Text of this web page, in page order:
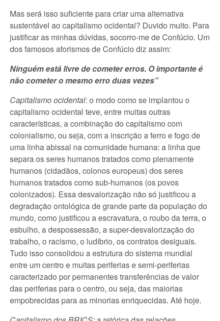
Mas será isso suficiente para criar uma alternativa
sustentável ao capitalismo ocidental? Duvido muito. Para
justificar as minhas dúvidas, socorro-me de Confúcio. Um
dos famosos aforismos de Confúcio diz assim:
Ninguém está livre de cometer erros. O importante é
não cometer o mesmo erro duas vezes”
Capitalismo ocidental: o modo como se implantou o
capitalismo ocidental teve, entre muitas outras
características, a combinação do capitalismo com
colonialismo, ou seja, com a inscrição a ferro e fogo de
uma linha abissal na comunidade humana: a linha que
separa os seres humanos tratados como plenamente
humanos (cidadãos, colonos europeus) dos seres
humanos tratados como sub-humanos (os povos
colonizados). Essa desvalorização não só justificou a
degradação ontológica de grande parte da população do
mundo, como justificou a escravatura, o roubo da terra, o
esbulho, a despossessão, a super-desvalorização do
trabalho, o racismo, o ludíbrio, os contratos desiguais.
Tudo isso consolidou a estrutura do sistema mundial
entre um centro e muitas periferias e semi-periferias
caracterizado por permanentes transferências de valor
das periferias para o centro, ou seja, das maiorias
empobrecidas para as minorias enriquecidas. Até hoje.